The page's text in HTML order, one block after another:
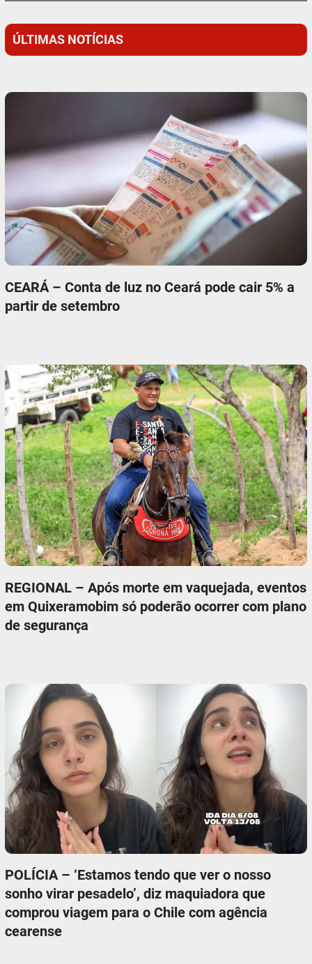
ÚLTIMAS NOTÍCIAS
CEARÁ – Conta de luz no Ceará pode cair 5% a
partir de setembro
REGIONAL – Após morte em vaquejada, eventos
em Quixeramobim só poderão ocorrer com plano
de segurança
POLÍCIA – ‘Estamos tendo que ver o nosso
sonho virar pesadelo’, diz maquiadora que
comprou viagem para o Chile com agência
cearense